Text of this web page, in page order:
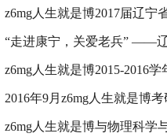
z6mg人生就是博2017届辽宁
“走进康宁，关爱老兵” ——
z6mg人生就是博2015-2016
2016年9月z6mg人生就是博
z6mg人生就是博与物理科学